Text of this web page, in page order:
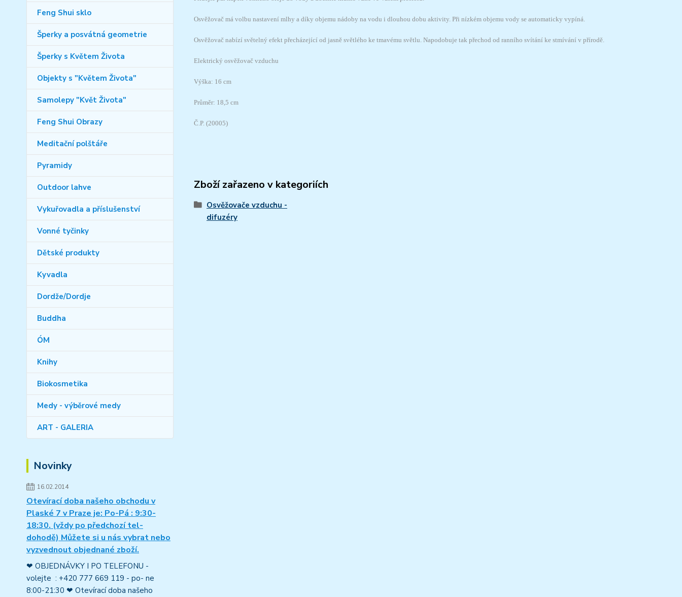
Feng Shui sklo
Šperky a posvátná geometrie
Šperky s Květem Života
Objekty s "Květem Života"
Samolepy "Květ Života"
Feng Shui Obrazy
Meditační polštáře
Pyramidy
Outdoor lahve
Vykuřovadla a příslušenství
Vonné tyčinky
Dětské produkty
Kyvadla
Dordže/Dordje
Buddha
ÓM
Knihy
Biokosmetika
Medy - výběrové medy
ART - GALERIA
Novinky
16.02.2014
Otevírací doba našeho obchodu v
Plaské 7 v Praze je: Po-Pá : 9:30-
18:30. (vždy po předchozí tel-
dohodě) Můžete si u nás vybrat nebo
vyzvednout objednané zboží.
❤ OBJEDNÁVKY I PO TELEFONU -
volejte : +420 777 669 119 - po- ne
8:00-21:30 ❤ Otevírací doba našeho
Osvěžovač má volbu nastavení mlhy a díky objemu nádoby na vodu i dlouhou dobu aktivity. Při nízkém objemu vody se automaticky vypíná.
Osvěžovač nabízí světelný efekt přecházející od jasně světlého ke tmavému světlu. Napodobuje tak přechod od ranního svítání ke stmívání v přírodě.
Elektrický osvěžovač vzduchu
Výška: 16 cm
Průměr: 18,5 cm
Č.P. (20005)
Zboží zařazeno v kategoriích
Osvěžovače vzduchu -
difuzéry